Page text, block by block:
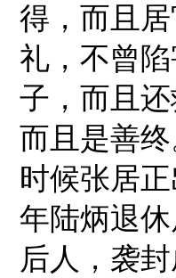
得，而且
礼，不曾
子，而且
而且是善
时候张居
年陆炳退
后人，袭封